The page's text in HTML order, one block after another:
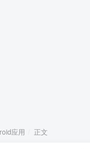
应用 正文